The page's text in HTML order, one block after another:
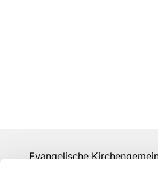
Evangelische